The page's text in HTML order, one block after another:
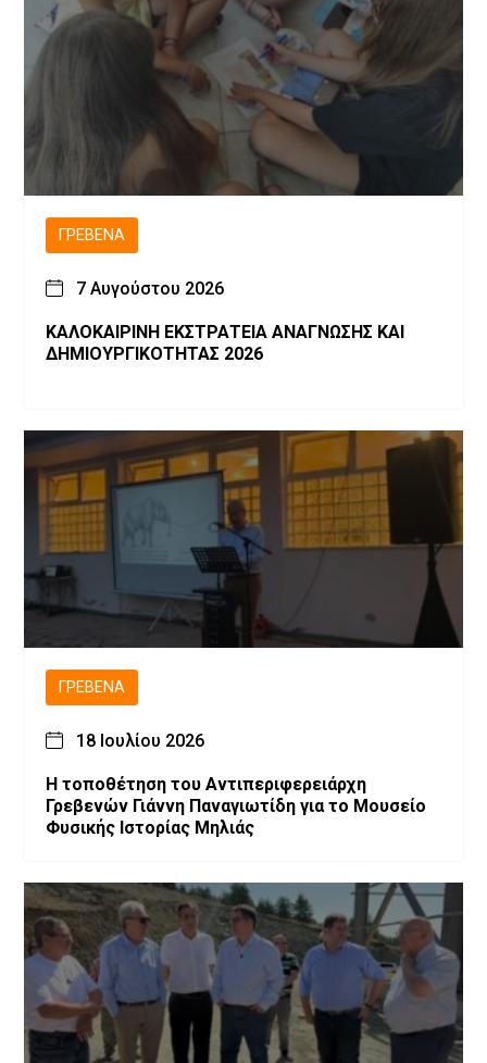
ΓΡΕΒΕΝΆ
7 Αυγούστου 2026
ΚΑΛΟΚΑΙΡΙΝΗ ΕΚΣΤΡΑΤΕΙΑ ΑΝΑΓΝΩΣΗΣ ΚΑΙ
ΔΗΜΙΟΥΡΓΙΚΟΤΗΤΑΣ 2026
ΓΡΕΒΕΝΆ
18 Ιουλίου 2026
Η τοποθέτηση του Αντιπεριφερειάρχη
Γρεβενών Γιάννη Παναγιωτίδη για το Μουσείο
Φυσικής Ιστορίας Μηλιάς